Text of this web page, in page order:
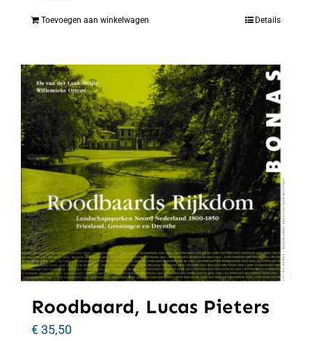
Toevoegen aan winkelwagen Details
Roodbaard, Lucas Pieters
€35,50